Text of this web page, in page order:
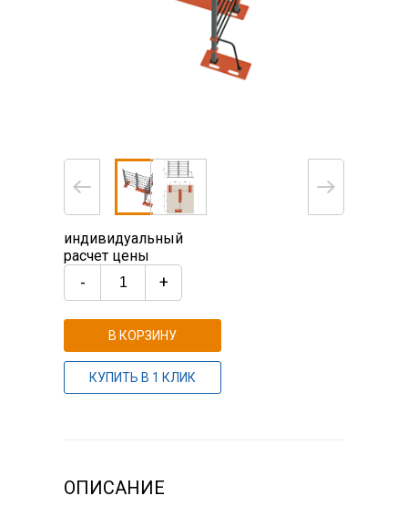
индивидуальный
расчет цены
- +
В КОРЗИНУ
КУПИТЬ В 1 КЛИК
ОПИСАНИЕ